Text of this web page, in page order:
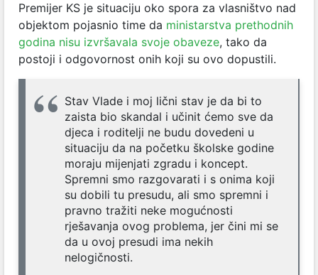
Premijer KS je situaciju oko spora za vlasništvo nad
objektom pojasnio time da ministarstva prethodnih
godina nisu izvršavala svoje obaveze, tako da
postoji i odgovornost onih koji su ovo dopustili.
Stav Vlade i moj lični stav je da bi to
zaista bio skandal i učinit ćemo sve da
djeca i roditelji ne budu dovedeni u
situaciju da na početku školske godine
moraju mijenjati zgradu i koncept.
Spremni smo razgovarati i s onima koji
su dobili tu presudu, ali smo spremni i
pravno tražiti neke mogućnosti
rješavanja ovog problema, jer čini mi se
da u ovoj presudi ima nekih
nelogičnosti.